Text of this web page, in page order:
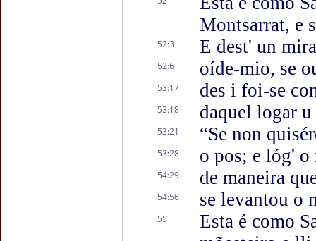
Montsarrat, e
52:3 E dest' un
52:6 oíde-mio, se
53:17 des i foi-se
53:18 daquel logar
53:21 “Se non
53:28 o pos; e lóg'
54:29 de maneira
54:56 se levantou o
55
Esta é como